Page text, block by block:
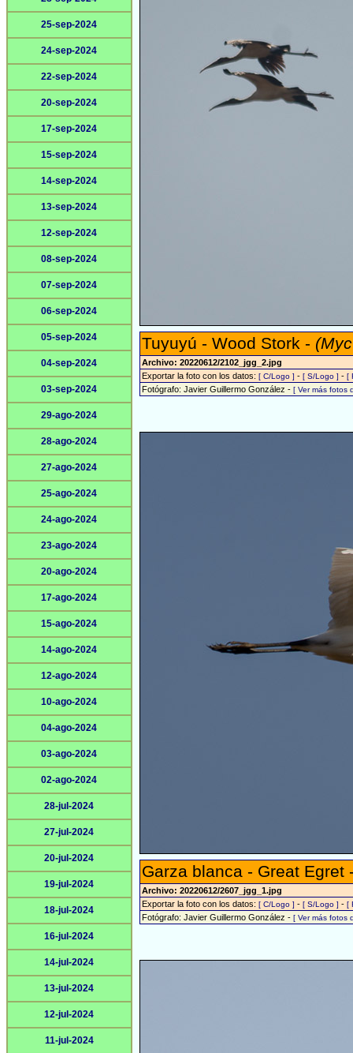
25-sep-2024
24-sep-2024
22-sep-2024
20-sep-2024
17-sep-2024
15-sep-2024
14-sep-2024
13-sep-2024
12-sep-2024
08-sep-2024
07-sep-2024
06-sep-2024
05-sep-2024
04-sep-2024
03-sep-2024
29-ago-2024
28-ago-2024
27-ago-2024
25-ago-2024
24-ago-2024
23-ago-2024
20-ago-2024
17-ago-2024
15-ago-2024
14-ago-2024
12-ago-2024
10-ago-2024
04-ago-2024
03-ago-2024
02-ago-2024
28-jul-2024
27-jul-2024
20-jul-2024
19-jul-2024
18-jul-2024
16-jul-2024
14-jul-2024
13-jul-2024
12-jul-2024
11-jul-2024
Tuyuyú - Wood Stork -
Archivo: 20220612/2102_jgg_2.jpg
Exportar la foto con los datos: [ C/Logo ] - [ S/Logo ] - [
Fotógrafo: Javier Guillermo González - [ Ver más fotos
Garza blanca - Great Egret
Archivo: 20220612/2607_jgg_1.jpg
Exportar la foto con los datos: [ C/Logo ] - [ S/Logo ] - [
Fotógrafo: Javier Guillermo González - [ Ver más fotos